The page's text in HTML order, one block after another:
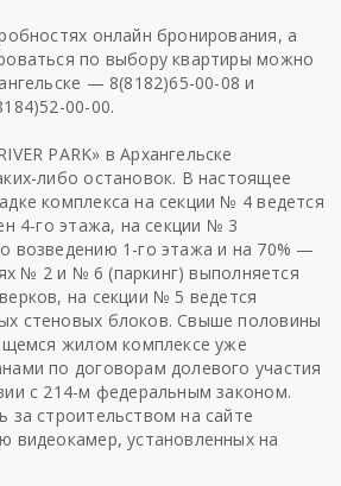
онлайн бронирования, а
по выбору квартиры можно
— 8(8182)65-00-08 и
00-00.
PARK» в Архангельске
либо остановок. В настоящее
комплекса на секции № 4 ведется
4-го этажа, на секции № 3
возведению 1-го этажа и на 70% —
№ 2 и № 6 (паркинг) выполняется
на секции № 5 ведется
стеновых блоков. Свыше половины
жилом комплексе уже
по договорам долевого участия
с 214-м федеральным законом.
за строительством на сайте
видеокамер, установленных на